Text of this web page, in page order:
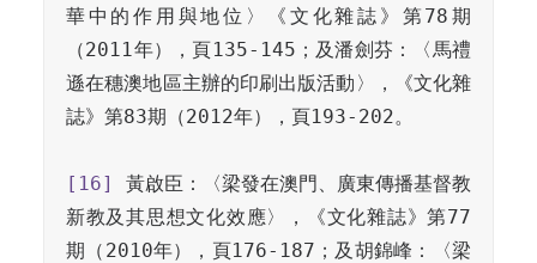
華中的作用與地位〉《文化雜誌》第78期
（2011年），頁135-145；及潘劍芬：〈馬禮
遜在穗澳地區主辦的印刷出版活動〉，《文化雜
誌》第83期（2012年），頁193-202。
[16]
黃啟臣：〈梁發在澳門、廣東傳播基督教
新教及其思想文化效應〉，《文化雜誌》第77
期（2010年），頁176-187；及胡錦峰：〈梁